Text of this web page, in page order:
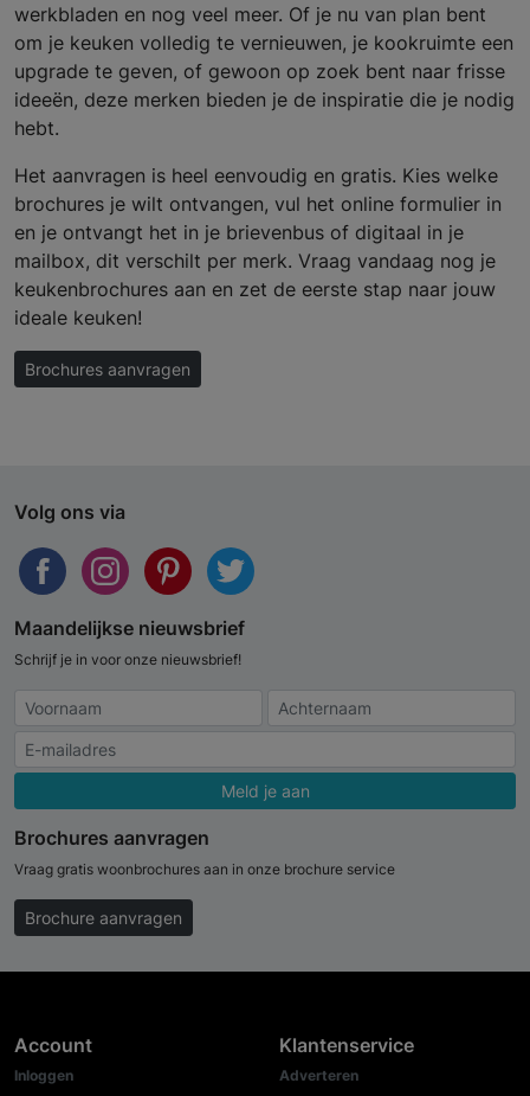
werkbladen en nog veel meer. Of je nu van plan bent
om je keuken volledig te vernieuwen, je kookruimte een
upgrade te geven, of gewoon op zoek bent naar frisse
ideeën, deze merken bieden je de inspiratie die je nodig
hebt.
Het aanvragen is heel eenvoudig en gratis. Kies welke
brochures je wilt ontvangen, vul het online formulier in
en je ontvangt het in je brievenbus of digitaal in je
mailbox, dit verschilt per merk. Vraag vandaag nog je
keukenbrochures aan en zet de eerste stap naar jouw
ideale keuken!
Brochures aanvragen
Volg ons via
Maandelijkse nieuwsbrief
Schrijf je in voor onze nieuwsbrief!
Meld je aan
Brochures aanvragen
Vraag gratis woonbrochures aan in onze brochure service
Brochure aanvragen
Account
Inloggen
Klantenservice
Adverteren